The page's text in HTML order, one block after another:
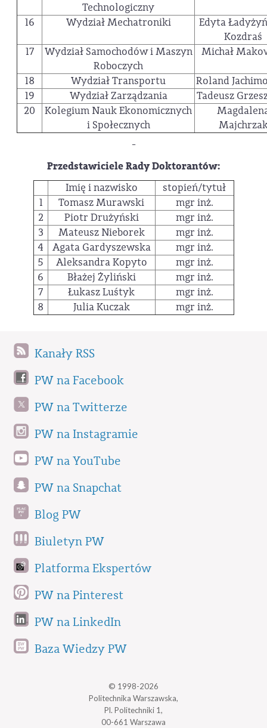
Technologiczny
16 Wydział Mechatroniki
Edyta
Kozdraś
17
Wydział Samochodów i Maszyn
Roboczych
Michał
18 Wydział Transportu
Roland
19
Wydział Zarządzania
Tadeusz
20
Kolegium Nauk Ekonomicznych
i Społecznych
-
Przedstawiciele Rady Doktorantów:
Imię i nazwisko
stopień/tytuł
1
Tomasz Murawski
mgr inż.
2
Piotr Drużyński
mgr inż.
3
Mateusz Nieborek
mgr inż.
4
Agata Gardyszewska
mgr inż.
5
Aleksandra Kopyto
mgr inż.
6
Błażej Żyliński
mgr inż.
7
Łukasz Luśtyk
mgr inż.
8
Julia Kuczak mgr inż.
Kanały RSS
PW na Facebook
PW na Twitterze
PW na Instagramie
PW na YouTube
PW na Snapchat
Blog PW
Biuletyn PW
Platforma Ekspertów
PW na Pinterest
PW na LinkedIn
Baza Wiedzy PW
© 1998-2026
Politechnika Warszawska,
Pl. Politechniki 1,
00-661 Warszawa